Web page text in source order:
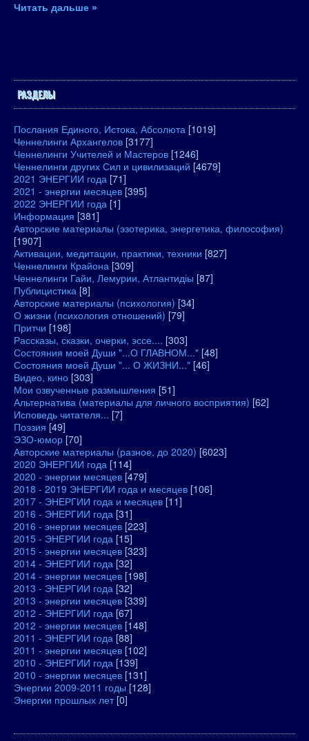
Читать дальше »
РАЗДЕЛЫ
Послания Единого, Истока, Абсолюта [1019]
Ченнелинги Архангелов [3177]
Ченнелинги Учителей и Мастеров [1246]
Ченнелинги других Сил и цивилизаций [4679]
2021 ЭНЕРГИИ года [71]
2021 - энергии месяцев [395]
2022 ЭНЕРГИИ года [1]
Информация [381]
Авторские материалы (эзотерика, энергетика, философия)
[1907]
Активации, медитации, практики, техники [827]
Ченнелинги Крайона [309]
Ченнелинги Гайи, Лемурии, Атлантидіы [87]
Публицистика [8]
Авторские материалы (психология) [34]
О жизни (психология отношений) [79]
Притчи [198]
Рассказы, сказки, очерки, эссе.... [303]
Состояния моей Души "...О ГЛАВНОМ..." [48]
Состояния моей Души "... О ЖИЗНИ..." [46]
Видео, кино [303]
Мои озвученные размышления [51]
Альтернатива (материалы для личного восприятия) [62]
Исповедь читателя... [7]
Поэзия [49]
ЭЗО-юмор [70]
Авторские материалы (разное, до 2020) [6023]
2020 ЭНЕРГИИ года [114]
2020 - энергии месяцев [479]
2018 - 2019 ЭНЕРГИИ года и месяцев [106]
2017 - ЭНЕРГИИ года и месяцев [11]
2016 - ЭНЕРГИИ года [31]
2016 - энергии месяцев [223]
2015 - ЭНЕРГИИ года [15]
2015 - энергии месяцев [323]
2014 - ЭНЕРГИИ года [32]
2014 - энергии месяцев [198]
2013 - ЭНЕРГИИ года [32]
2013 - энергии месяцев [339]
2012 - ЭНЕРГИИ года [67]
2012 - энергии месяцев [148]
2011 - ЭНЕРГИИ года [88]
2011 - энергии месяцев [102]
2010 - ЭНЕРГИИ года [139]
2010 - энергии месяцев [131]
Энергии 2009-2011 годы [128]
Энергии прошлых лет [0]